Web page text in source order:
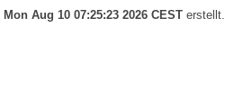
Mon Aug 10 07:25:23 2026 CESTerstellt.